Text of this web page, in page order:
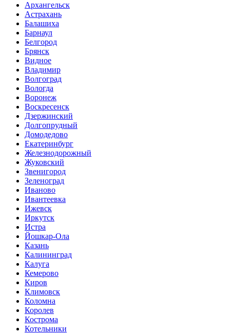
Архангельск
Астрахань
Балашиха
Барнаул
Белгород
Брянск
Видное
Владимир
Волгоград
Вологда
Воронеж
Воскресенск
Дзержинский
Долгопрудный
Домодедово
Екатеринбург
Железнодорожный
Жуковский
Звенигород
Зеленоград
Иваново
Ивантеевка
Ижевск
Иркутск
Истра
Йошкар-Ола
Казань
Калининград
Калуга
Кемерово
Киров
Климовск
Коломна
Королев
Кострома
Котельники